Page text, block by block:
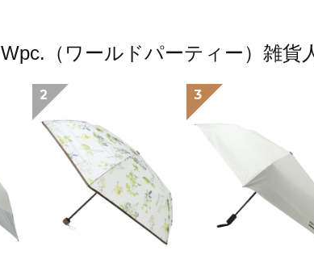
Wpc.（ワールドパーティー）雑貨
2 3